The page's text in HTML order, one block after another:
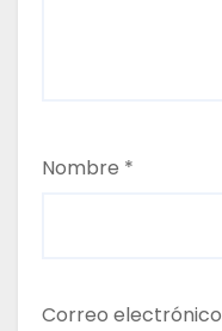
Nombre *
Correo electrónico